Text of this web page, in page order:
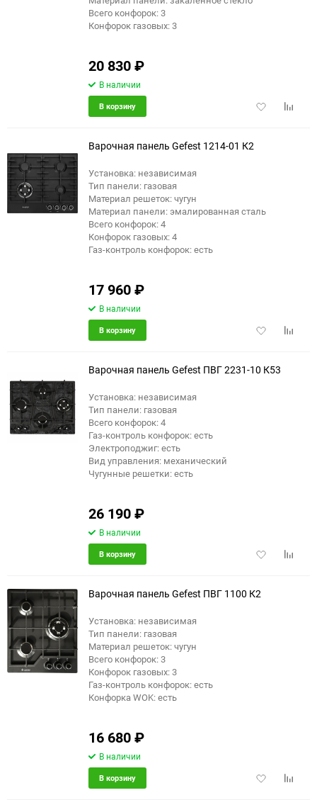
Всего конфорок: 3
Конфорок газовых: 3
20 830₽
В наличии
Добавить
В корзину
Варочная панель Gefest 1214-01 К2
Установка: независимая
Тип панели: газовая
Материал решеток: чугун
Материал панели: эмалированная сталь
Всего конфорок: 4
Конфорок газовых: 4
Газ-контроль конфорок: есть
17 960₽
В наличии
Добавить
В корзину
Варочная панель Gefest ПВГ 2231-10 К53
Установка: независимая
Тип панели: газовая
Всего конфорок: 4
Газ-контроль конфорок: есть
Электроподжиг: есть
Вид управления: механический
Чугунные решетки: есть
26 190₽
В наличии
Добавить
В корзину
Варочная панель Gefest ПВГ 1100 К2
Установка: независимая
Тип панели: газовая
Материал решеток: чугун
Всего конфорок: 3
Конфорок газовых: 3
Газ-контроль конфорок: есть
Конфорка WOK: есть
16 680₽
В наличии
Добавить
В корзину